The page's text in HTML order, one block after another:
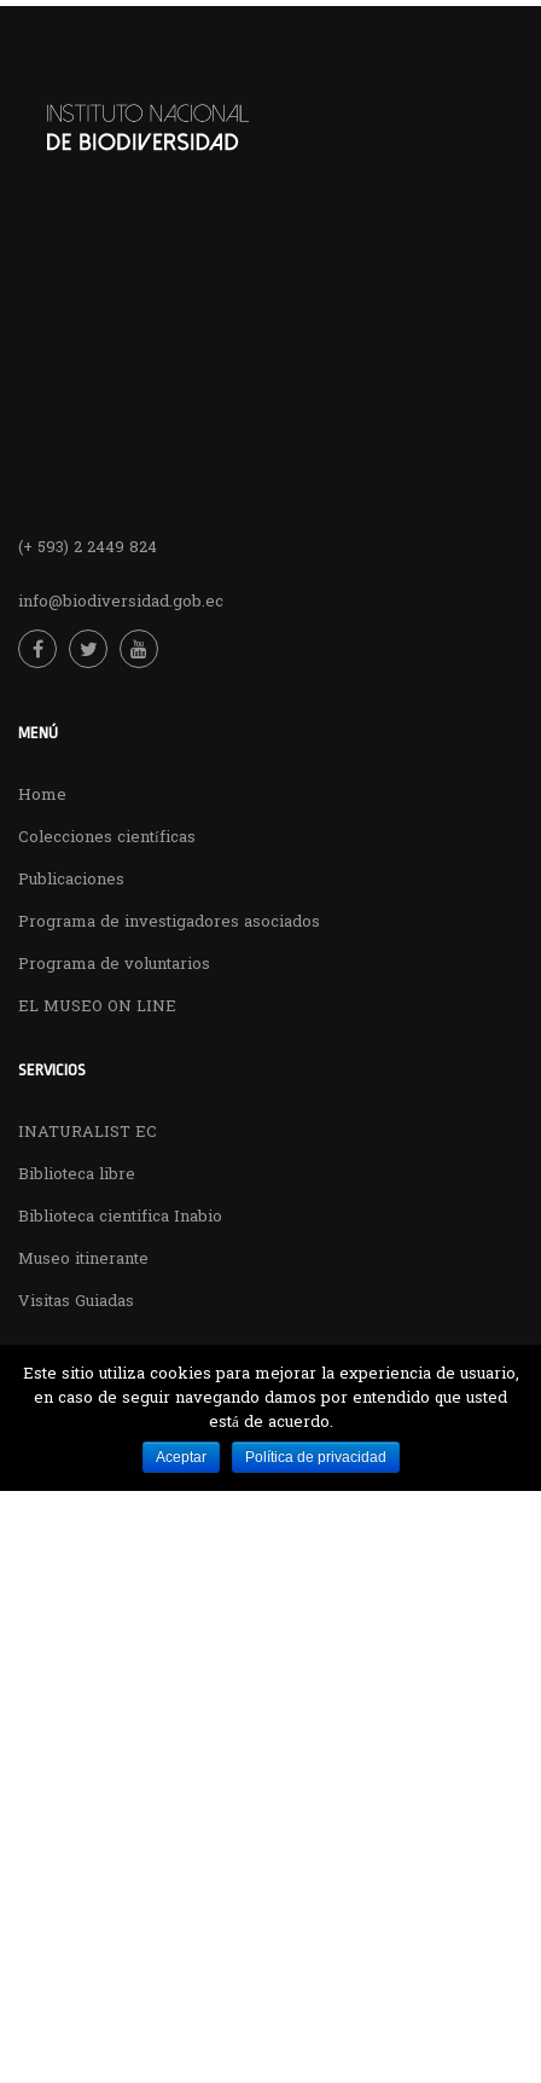
(+ 593) 2 2449 824
info@biodiversidad.gob.ec
MENÚ
Home
Colecciones científicas
Publicaciones
Programa de investigadores asociados
Programa de voluntarios
EL MUSEO ON LINE
SERVICIOS
INATURALIST EC
Biblioteca libre
Biblioteca cientifica Inabio
Museo itinerante
Visitas Guiadas
Desarrollado por MJTEC.
Este sitio utiliza cookies para mejorar la experiencia de usuario,
en caso de seguir navegando damos por entendido que usted
está de acuerdo.
Aceptar Política de privacidad